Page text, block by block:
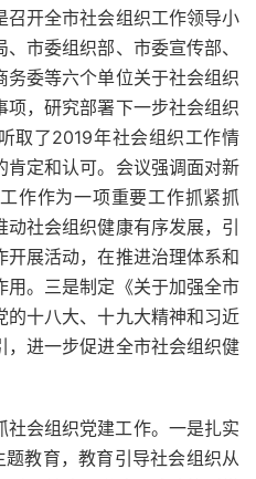
开全市社会组织工作领导小
市委组织部、市委宣传部、
委等六个单位关于社会组织
，研究部署下一步社会组织
取了2019年社会组织工作情
定和认可。会议强调面对新
作作为一项重要工作抓紧抓
社会组织健康有序发展，引
展活动，在推进治理体系和
用。三是制定《关于加强全市
十八大、十九大精神和习近
进一步促进全市社会组织健
社会组织党建工作。一是扎实
题教育，教育引导社会组织从